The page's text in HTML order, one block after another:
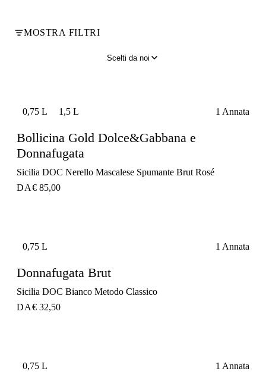
MOSTRA FILTRI
Scelti da noi
0,75 L 1,5 L 1 Annata
Bollicina Gold Dolce&Gabbana e
Donnafugata
Sicilia DOC Nerello Mascalese Spumante Brut Rosé
DA€ 85,00
0,75 L 1 Annata
Donnafugata Brut
Sicilia DOC Bianco Metodo Classico
DA€ 32,50
0,75 L 1 Annata